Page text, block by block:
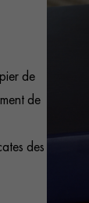
de
de
des